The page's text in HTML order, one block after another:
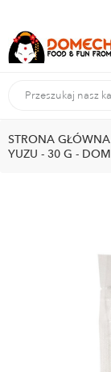
STRONA GŁÓWNA
YUZU - 30 G -